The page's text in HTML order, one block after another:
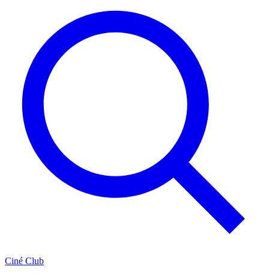
Ciné Club